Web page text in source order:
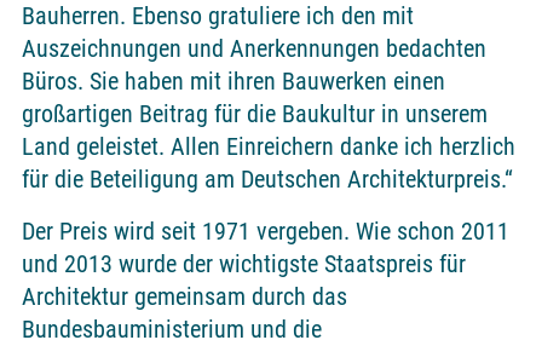
Bauherren. Ebenso gratuliere ich den mit
Auszeichnungen und Anerkennungen bedachten
Büros. Sie haben mit ihren Bauwerken einen
großartigen Beitrag für die Baukultur in unserem
Land geleistet. Allen Einreichern danke ich herzlich
für die Beteiligung am Deutschen Architekturpreis.“
Der Preis wird seit 1971 vergeben. Wie schon 2011
und 2013 wurde der wichtigste Staatspreis für
Architektur gemeinsam durch das
Bundesbauministerium und die